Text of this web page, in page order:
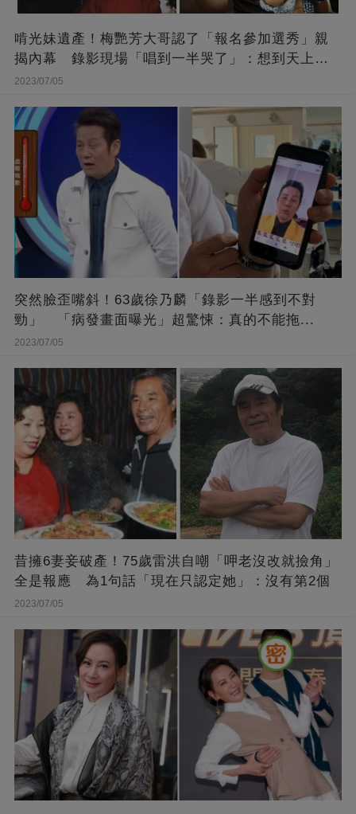
啃光妹遺產！梅艷芳大哥認了「報名參加選秀」親
揭內幕 錄影現場「唱到一半哭了」：想到天上的
她
2023/07/05
突然臉歪嘴斜！63歲徐乃麟「錄影一半感到不對
勁」 「病發畫面曝光」超驚悚：真的不能拖...
2023/07/05
昔擁6妻妾破產！75歲雷洪自嘲「呷老沒改就撿角」
全是報應 為1句話「現在只認定她」：沒有第2個
2023/07/05